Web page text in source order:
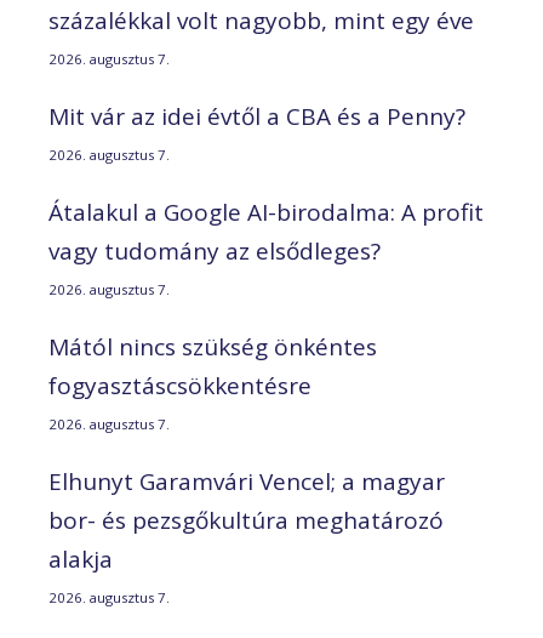
százalékkal volt nagyobb, mint egy éve
2026. augusztus 7.
Mit vár az idei évtől a CBA és a Penny?
2026. augusztus 7.
Átalakul a Google AI-birodalma: A profit
vagy tudomány az elsődleges?
2026. augusztus 7.
Mától nincs szükség önkéntes
fogyasztáscsökkentésre
2026. augusztus 7.
Elhunyt Garamvári Vencel; a magyar
bor- és pezsgőkultúra meghatározó
alakja
2026. augusztus 7.